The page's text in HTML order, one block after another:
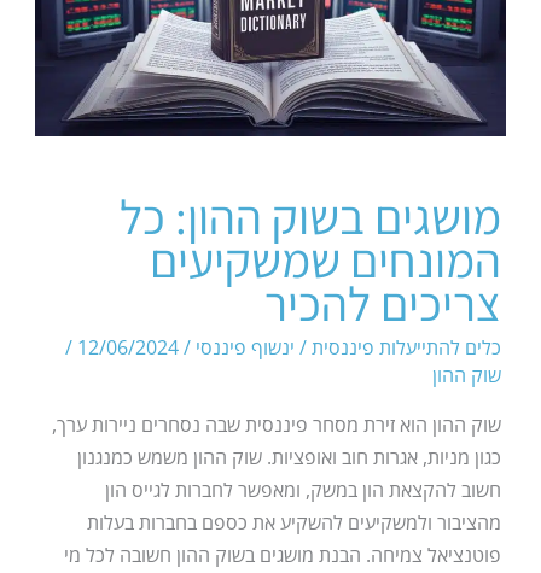
מושגים בשוק ההון: כל
המונחים שמשקיעים
צריכים להכיר
כלים להתייעלות פיננסית/ ינשוף פיננסי /
12/06/2024
/
שוק ההון
שוק ההון הוא זירת מסחר פיננסית שבה נסחרים ניירות ערך,
כגון מניות, אגרות חוב ואופציות. שוק ההון משמש כמנגנון
חשוב להקצאת הון במשק, ומאפשר לחברות לגייס הון
מהציבור ולמשקיעים להשקיע את כספם בחברות בעלות
פוטנציאל צמיחה. הבנת מושגים בשוק ההון חשובה לכל מי